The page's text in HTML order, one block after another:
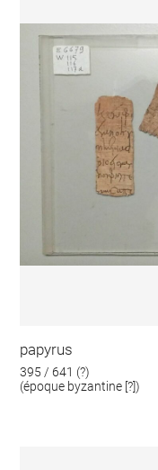
papyrus
395 / 641 (?)
(époque byzantine [?])